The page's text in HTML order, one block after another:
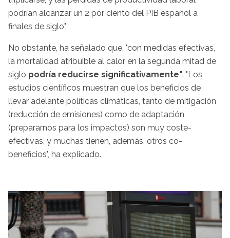
podrían alcanzar un 2 por ciento del PIB español a
finales de siglo".
No obstante, ha señalado que, "con medidas efectivas,
la mortalidad atribuible al calor en la segunda mitad de
siglo podría reducirse significativamente". "Los
estudios científicos muestran que los beneficios de
llevar adelante políticas climáticas, tanto de mitigación
(reducción de emisiones) como de adaptación
(prepararnos para los impactos) son muy coste-
efectivas, y muchas tienen, además, otros co-
beneficios", ha explicado.